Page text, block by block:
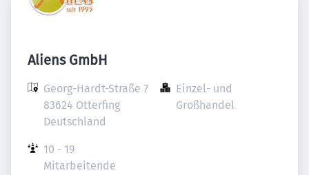
Aliens GmbH
Georg-Hardt-Straße 7
83624 Otterfing
Deutschland
Einzel- und
Großhandel
10 - 19
Mitarbeitende